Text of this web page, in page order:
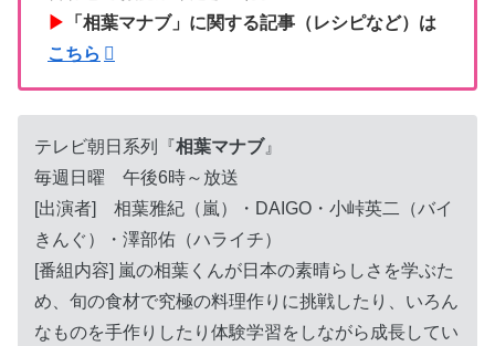
▶
「相葉マナブ」に関する記事（レシピなど）は
こちら
テレビ朝日系列『相葉マナブ』
毎週日曜 午後6時～放送
[出演者] 相葉雅紀（嵐）・DAIGO・小峠英二（バイ
きんぐ）・澤部佑（ハライチ）
[番組内容] 嵐の相葉くんが日本の素晴らしさを学ぶた
め、旬の食材で究極の料理作りに挑戦したり、いろん
なものを手作りしたり体験学習をしながら成長してい